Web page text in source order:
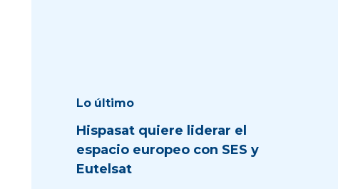
Lo último
Hispasat quiere liderar el
espacio europeo con SES y
Eutelsat